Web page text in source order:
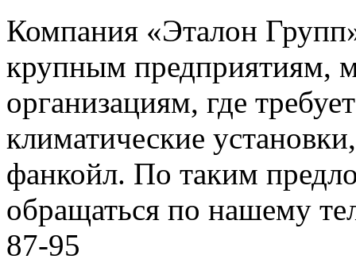
Компания «Эталон
крупным предприятиям,
организациям, где
климатические
фанкойл. По таким
обращаться по
87-95